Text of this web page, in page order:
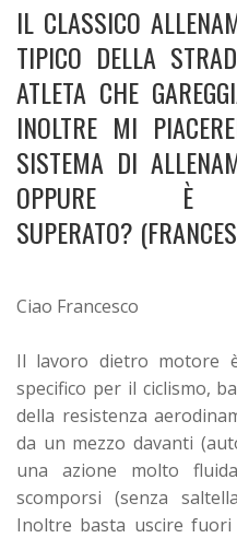
IL CLASSICO
TIPICO DELLA
ATLETA CHE
INOLTRE MI
SISTEMA DI
OPPURE È
SUPERATO?
Ciao Francesco
Il lavoro dietro motore
specifico per il ciclismo,
della resistenza
da un mezzo davanti
una azione molto
scomporsi (senza
Inoltre basta uscire